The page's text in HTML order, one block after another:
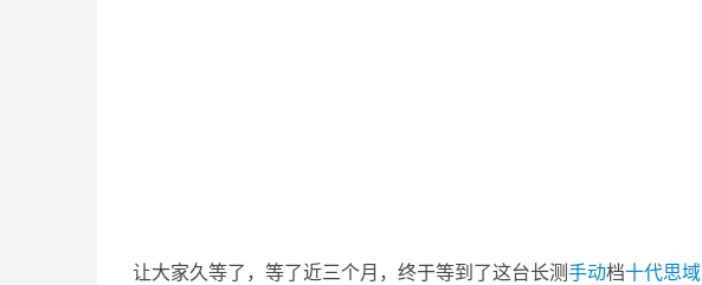
让大家久等了，等了近三个月，终于等到了这台长测手动档十代思域